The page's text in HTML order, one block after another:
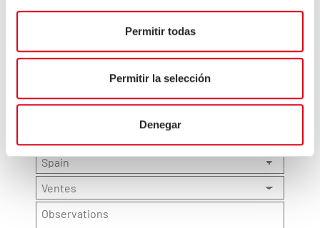
Permitir todas
Permitir la selección
Denegar